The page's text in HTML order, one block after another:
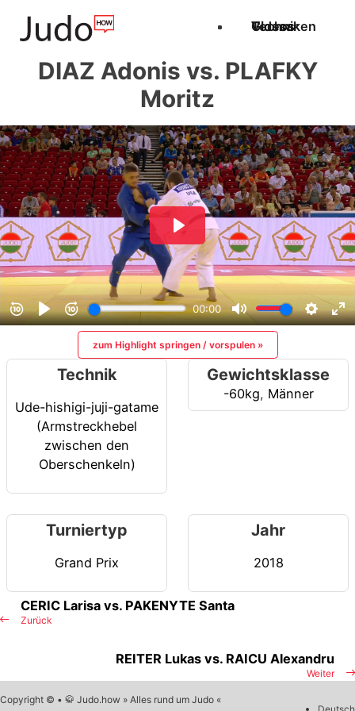
Techniken
Videos
Glossar
DIAZ Adonis vs. PLAFKY
Moritz
zum Highlight springen / vorspulen »
Technik
Ude-hishigi-juji-gatame
(Armstreckhebel
zwischen den
Oberschenkeln)
Gewichtsklasse
-60kg, Männer
Turniertyp
Grand Prix
Jahr
2018
Zurück
CERIC Larisa vs. PAKENYTE Santa
Weiter
REITER Lukas vs. RAICU Alexandru
Copyright © • 🥋 Judo.how » Alles rund um Judo «